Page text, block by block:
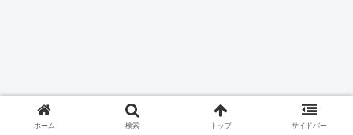
ホーム 検索 トップ サイドバー